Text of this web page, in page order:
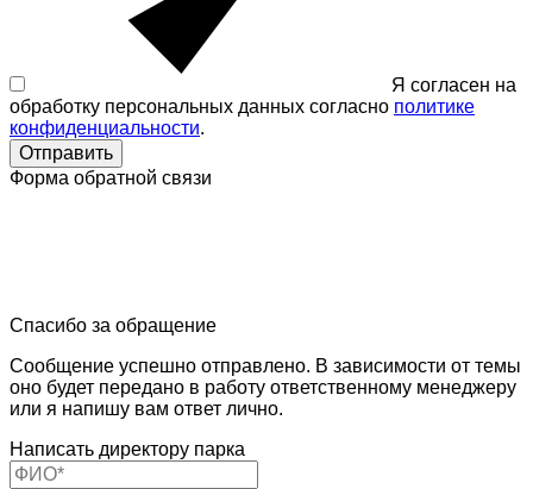
Я согласен на
обработку персональных данных согласно политике
конфиденциальности.
Отправить
Форма обратной связи
Спасибо за обращение
Сообщение успешно отправлено. В зависимости от темы
оно будет передано в работу ответственному менеджеру
или я напишу вам ответ лично.
Написать директору парка